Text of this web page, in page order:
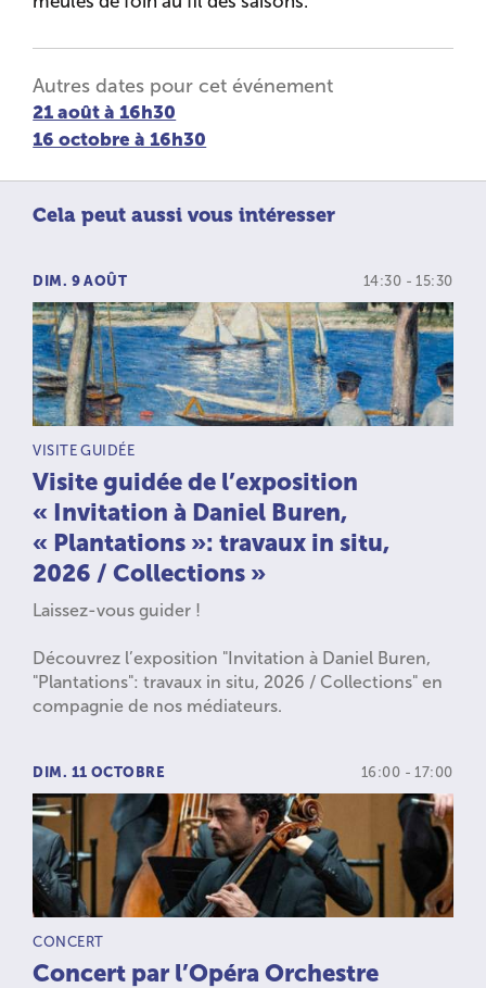
Autres dates pour cet événement
21 août à 16h30
16 octobre à 16h30
Cela peut aussi vous intéresser
DIM. 9 AOÛT 14:30 - 15:30
TYPE D’ACTIVITÉ :
VISITE GUIDÉE
Visite guidée de l’exposition
« Invitation à Daniel Buren,
« Plantations »: travaux in situ,
2026 / Collections »
Laissez-vous guider !
Découvrez l’exposition "Invitation à Daniel Buren,
"Plantations": travaux in situ, 2026 / Collections" en
compagnie de nos médiateurs.
DIM. 11 OCTOBRE 16:00 - 17:00
TYPE D’ACTIVITÉ :
CONCERT
Concert par l’Opéra Orchestre